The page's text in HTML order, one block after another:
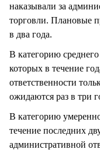
наказывали за
торговли. Плановые
в два года.
В категорию
которых в течение
ответственности
ожидаются раз в три
В категорию
течение последних
административной